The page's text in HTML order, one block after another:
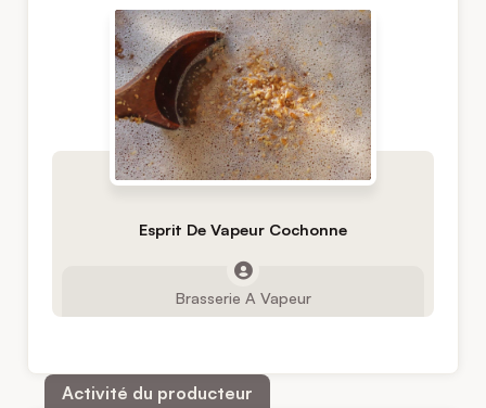
Esprit De Vapeur Cochonne
Brasserie A Vapeur
Activité du producteur